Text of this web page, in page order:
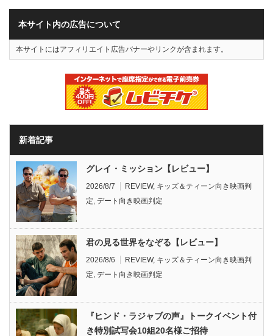
本サイト内の広告について
本サイトにはアフィリエイト広告バナーやリンクが含まれます。
新着記事
グレイ・ミッション【レビュー】
2026/8/7 REVIEW, キッズ＆ティーン向き映画判
定, デート向き映画判定
君の見る世界をなぞる【レビュー】
2026/8/6 REVIEW, キッズ＆ティーン向き映画判
定, デート向き映画判定
『ヒンド・ラジャブの声』トークイベント付
き特別試写会10組20名様ご招待